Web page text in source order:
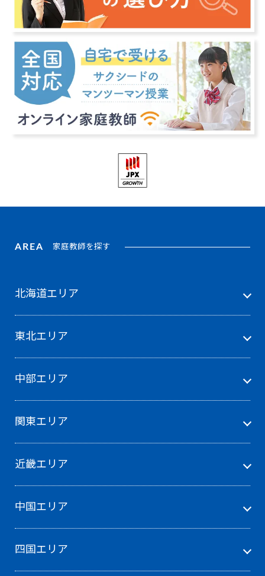
AREA 家庭教師を探す
北海道エリア
東北エリア
中部エリア
関東エリア
近畿エリア
中国エリア
四国エリア